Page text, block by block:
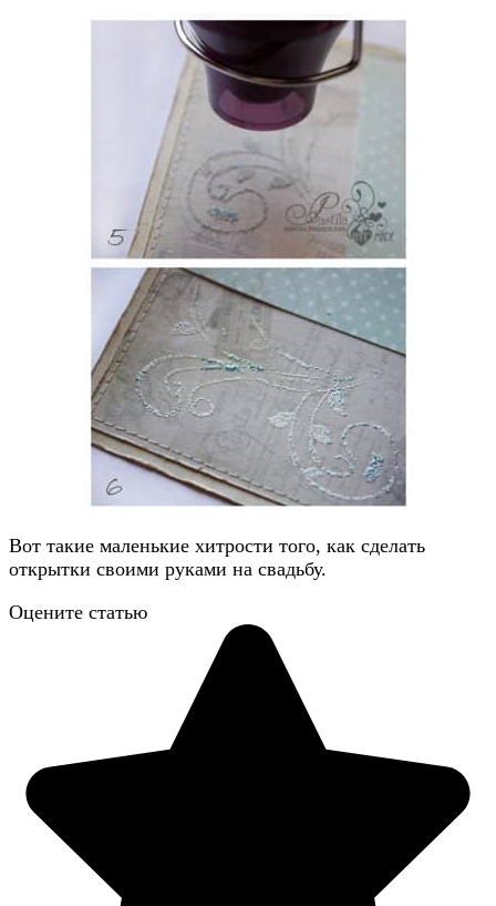
Вот такие маленькие хитрости того, как сделать
открытки своими руками на свадьбу.
Оцените статью